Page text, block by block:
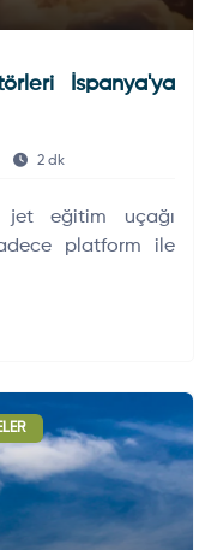
İspanya'ya
2 dk
jet eğitim uçağı
platform ile
226